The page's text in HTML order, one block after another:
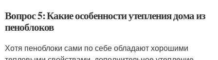
Вопрос 5: Какие особенности утепления дома из
пеноблоков
Хотя пеноблоки сами по себе обладают хорошими